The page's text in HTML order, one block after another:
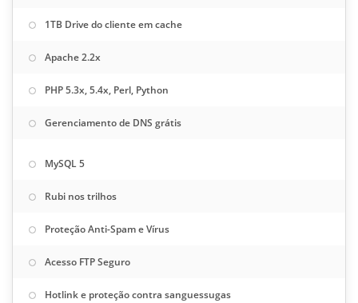
1TB Drive do cliente em cache
Apache 2.2x
PHP 5.3x, 5.4x, Perl, Python
Gerenciamento de DNS grátis
MySQL 5
Rubi nos trilhos
Proteção Anti-Spam e Vírus
Acesso FTP Seguro
Hotlink e proteção contra sanguessugas